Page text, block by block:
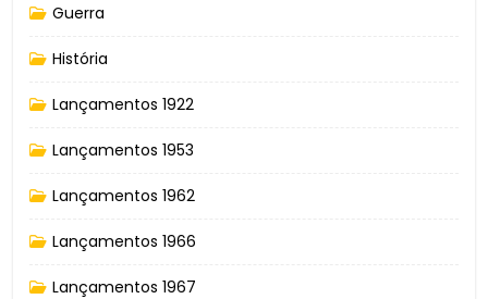
Guerra
História
Lançamentos 1922
Lançamentos 1953
Lançamentos 1962
Lançamentos 1966
Lançamentos 1967